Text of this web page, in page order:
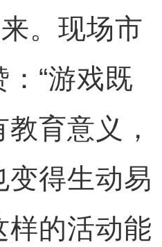
。现场市
“游戏既
育意义，
变得生动易
样的活动能